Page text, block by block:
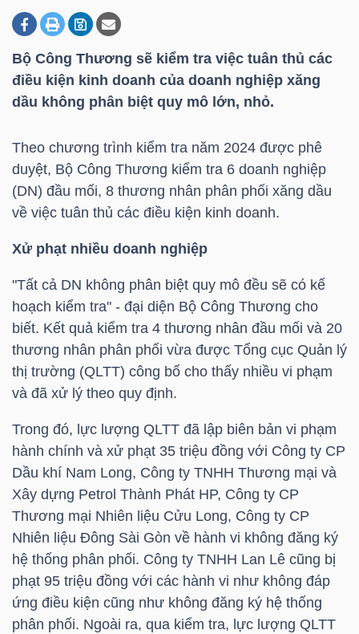
Bộ Công Thương sẽ kiểm tra việc tuân thủ các
điều kiện kinh doanh của doanh nghiệp xăng
dầu không phân biệt quy mô lớn, nhỏ.
Theo chương trình kiểm tra năm 2024 được phê
duyệt, Bộ Công Thương kiểm tra 6 doanh nghiệp
(DN) đầu mối, 8 thương nhân phân phối xăng dầu
về việc tuân thủ các điều kiện kinh doanh.
Xử phạt nhiều doanh nghiệp
"Tất cả DN không phân biệt quy mô đều sẽ có kế
hoạch kiểm tra" - đại diện Bộ Công Thương cho
biết. Kết quả kiểm tra 4 thương nhân đầu mối và 20
thương nhân phân phối vừa được Tổng cục Quản lý
thị trường (QLTT) công bố cho thấy nhiều vi phạm
và đã xử lý theo quy định.
Trong đó, lực lượng QLTT đã lập biên bản vi phạm
hành chính và xử phạt 35 triệu đồng với Công ty CP
Dầu khí Nam Long, Công ty TNHH Thương mại và
Xây dựng Petrol Thành Phát HP, Công ty CP
Thương mại Nhiên liệu Cửu Long, Công ty CP
Nhiên liệu Đông Sài Gòn về hành vi không đăng ký
hệ thống phân phối. Công ty TNHH Lan Lê cũng bị
phạt 95 triệu đồng với các hành vi như không đáp
ứng điều kiện cũng như không đăng ký hệ thống
phân phối. Ngoài ra, qua kiểm tra, lực lượng QLTT
KHOÁN
DOANH
NGHIỆP
BẤT
ĐỘNG
TÀI
CHÍNH
HÀNG
KINH
TẾ
THẾ
GIỚI